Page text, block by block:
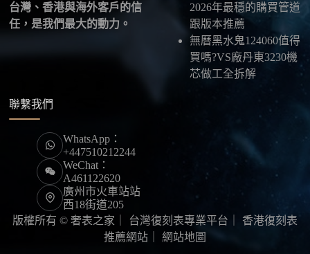
台灣、香港與海外客戶的信
任，是我們最大的動力。
2026年最穩的購買管道
跟版本推薦
無曆黑水鬼124060值得
買嗎?VS廠丹東3230機
芯做工全拆解
聯繫我們
WhatsApp：
+447510212244
WeChat：
A461122620
廣州市火車站站
西18街道205
版權所有 © 奢表之家｜ 台灣復刻表專業平台
香港復刻表
推薦網站｜ 網站地圖